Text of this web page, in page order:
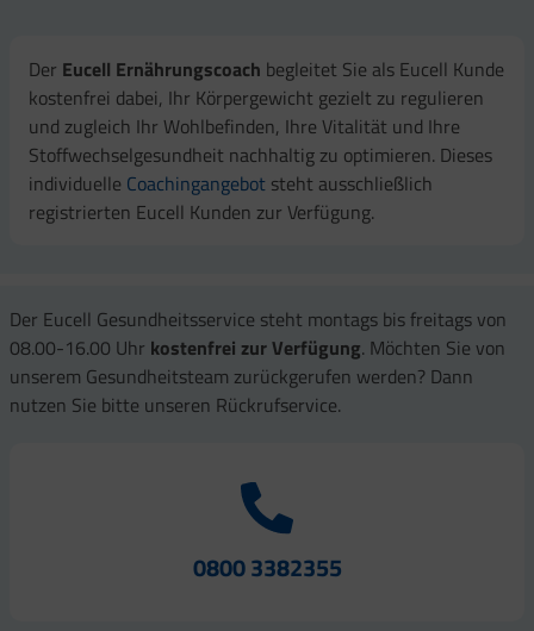
Der Eucell Ernährungscoach begleitet Sie als Eucell Kunde
kostenfrei dabei, Ihr Körpergewicht gezielt zu regulieren
und zugleich Ihr Wohlbefinden, Ihre Vitalität und Ihre
Stoffwechselgesundheit nachhaltig zu optimieren. Dieses
individuelle Coachingangebot steht ausschließlich
registrierten Eucell Kunden zur Verfügung.
Der Eucell Gesundheitsservice steht montags bis freitags von
08.00-16.00 Uhr kostenfrei zur Verfügung. Möchten Sie von
unserem Gesundheitsteam zurückgerufen werden? Dann
nutzen Sie bitte unseren Rückrufservice.
0800 3382355